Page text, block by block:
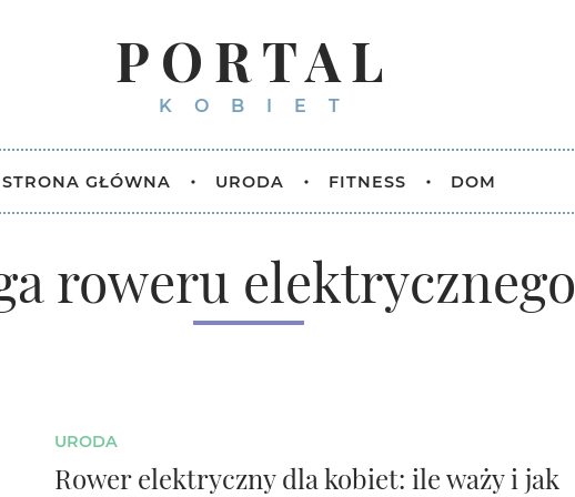
PORTAL
KOBIET
STRONA GŁÓWNA URODA FITNESS DOM
roweru elektrycznego
URODA
Rower elektryczny dla kobiet: ile waży i jak